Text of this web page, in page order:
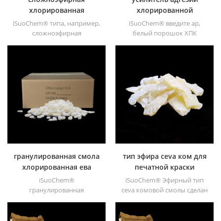
хлорированная
полипропиленовая
смола
iSuoChem® типа, например,
сложноэфирная
растворимый в эфире или
кетоне хлорированный
полипропиленовый
промотор адгезии для
полиолефиновых подложек.
имеет отличную адгезию к
материалы.
хлорированной
полиолефиновой смолы
cpp
iSuoChem® введите ap,
белый порошок ХПК
растворителе
хлорированный
полипропилен усилитель
адгезии для
полиолефиновых
ТПО материалы.
гранулированная смола
хлорированная ева
iSuoChem®
гранулированная
тип эфира ceva ком для
печатной краски
iSuoChem® Эфирный тип
ceva комовой смолы сделан